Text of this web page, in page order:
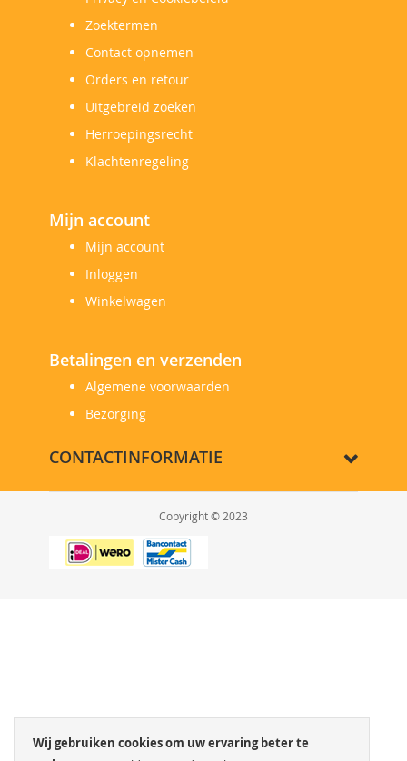
Wij gebruiken cookies om uw ervaring beter te
Zoektermen
Contact opnemen
Orders en retour
Uitgebreid zoeken
Herroepingsrecht
Klachtenregeling
Mijn account
Mijn account
Inloggen
Winkelwagen
Betalingen en verzenden
Algemene voorwaarden
Bezorging
CONTACTINFORMATIE
Copyright © 2023